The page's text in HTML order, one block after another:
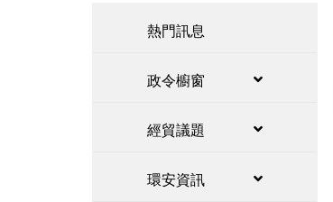
熱門訊息
政令櫥窗
經貿議題
環安資訊